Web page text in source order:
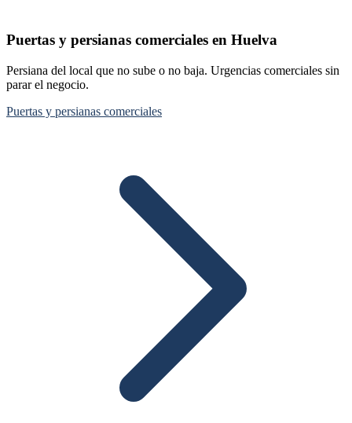
Puertas y persianas comerciales en Huelva
Persiana del local que no sube o no baja. Urgencias comerciales sin
parar el negocio.
Puertas y persianas comerciales